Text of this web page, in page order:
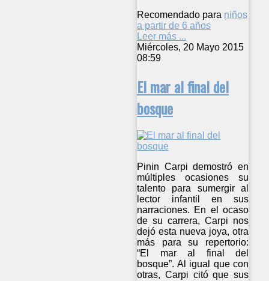
Recomendado para niños
a partir de 6 años
Leer más ...
Miércoles, 20 Mayo 2015
08:59
El mar al final del
bosque
Pinin Carpi demostró en
múltiples ocasiones su
talento para sumergir al
lector infantil en sus
narraciones. En el ocaso
de su carrera, Carpi nos
dejó esta nueva joya, otra
más para su repertorio:
“El mar al final del
bosque”. Al igual que con
otras, Carpi citó que sus